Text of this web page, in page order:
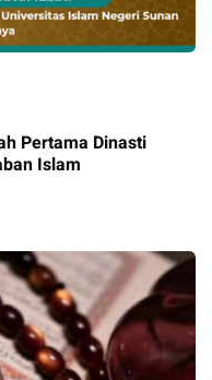
Pertama Dinasti
Islam